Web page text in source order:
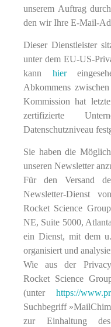
unserem Auftrag
den wir Ihre E-Mail-
Dieser Dienstleister
unter dem EU-US-
kann hier
Abkommens
Kommission hat
zertifizierte
Datenschutzniveau
Sie haben die
unseren Newsletter
Für den Versand
Newsletter-Dienst
Rocket Science
NE, Suite 5000,
ein Dienst, mit dem
organisiert und
Wie aus der
Rocket Science
(unter https://
Suchbegriff
zur Einhaltung des